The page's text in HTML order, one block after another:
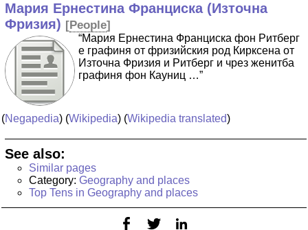
Мария Ернестина Франциска (Източна
Фризия) [People]
“Мария Ернестина Франциска фон Ритберг
е графиня от фризийския род Кирксена от
Източна Фризия и Ритберг и чрез женитба
графиня фон Кауниц …”
(Negapedia) (Wikipedia) (Wikipedia translated)
See also:
Similar pages
Category: Geography and places
Top Tens in Geography and places